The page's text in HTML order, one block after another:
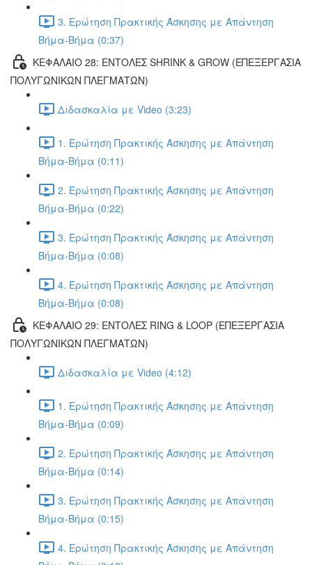
3. Ερώτηση Πρακτικής Άσκησης με Απάντηση
Βήμα-Βήμα (0:37)
ΚΕΦΑΛΑΙΟ 28: ΕΝΤΟΛΕΣ SHRINK & GROW (ΕΠΕΞΕΡΓΑΣΙΑ
ΠΟΛΥΓΩΝΙΚΩΝ ΠΛΕΓΜΑΤΩΝ)
Διδασκαλία με Video (3:23)
1. Ερώτηση Πρακτικής Άσκησης με Απάντηση
Βήμα-Βήμα (0:11)
2. Ερώτηση Πρακτικής Άσκησης με Απάντηση
Βήμα-Βήμα (0:22)
3. Ερώτηση Πρακτικής Άσκησης με Απάντηση
Βήμα-Βήμα (0:08)
4. Ερώτηση Πρακτικής Άσκησης με Απάντηση
Βήμα-Βήμα (0:08)
ΚΕΦΑΛΑΙΟ 29: ΕΝΤΟΛΕΣ RING & LOOP (ΕΠΕΞΕΡΓΑΣΙΑ
ΠΟΛΥΓΩΝΙΚΩΝ ΠΛΕΓΜΑΤΩΝ)
Διδασκαλία με Video (4:12)
1. Ερώτηση Πρακτικής Άσκησης με Απάντηση
Βήμα-Βήμα (0:09)
2. Ερώτηση Πρακτικής Άσκησης με Απάντηση
Βήμα-Βήμα (0:14)
3. Ερώτηση Πρακτικής Άσκησης με Απάντηση
Βήμα-Βήμα (0:15)
4. Ερώτηση Πρακτικής Άσκησης με Απάντηση